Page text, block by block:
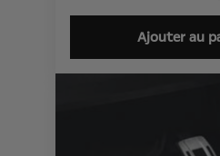
Price
68,58
€
Quantity
to:
1
Ajouter au